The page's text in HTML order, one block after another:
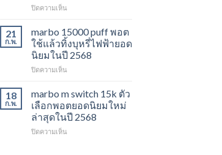
สำหรับ
2568
ควร
พลาด
ในปี
2568
ปิดความเห็นบน
switch
และ
พอต
ใช้
แล้ว
ตัว
เลือก
ที่
21
ก.พ.
marbo 15000 puff พอต
ใช้แล้วทิ้งบุหรี่ไฟฟ้ายอด
นิยมในปี 2568
ปิดความเห็นบน
15000
พอต
ใช้
แล้ว
18
ก.พ.
marbo m switch 15k ตัว
เลือกพอตยอดนิยมใหม่
ล่าสุดในปี 2568
ปิดความเห็นบน